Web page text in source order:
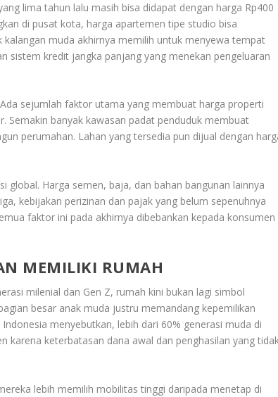
lima tahun lalu masih bisa didapat dengan harga Rp400
di pusat kota, harga apartemen tipe studio bisa
muda akhirnya memilih untuk menyewa tempat
sistem kredit jangka panjang yang menekan pengeluaran
sejumlah faktor utama yang membuat harga properti
Semakin banyak kawasan padat penduduk membuat
perumahan. Lahan yang tersedia pun dijual dengan
global. Harga semen, baja, dan bahan bangunan lainnya
kebijakan perizinan dan pajak yang belum sepenuhnya
faktor ini pada akhirnya dibebankan kepada konsumen
MEMILIKI RUMAH
milenial dan Gen Z, rumah kini bukan lagi simbol
besar anak muda justru memandang kepemilikan
menyebutkan, lebih dari 60% generasi muda di
keterbatasan dana awal dan penghasilan yang
lebih memilih mobilitas tinggi daripada menetap di